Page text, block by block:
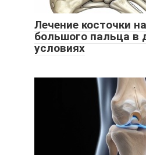
Лечение косточки
большого пальца в
условиях